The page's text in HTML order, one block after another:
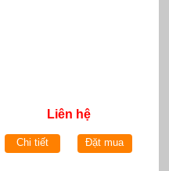
Liên hệ
Chi tiết Đặt mua